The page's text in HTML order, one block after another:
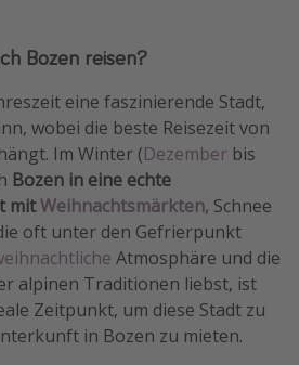
Bozen reisen?
eine faszinierende Stadt,
wobei die beste Reisezeit von
Im Winter (Dezember bis
Bozen in eine echte
mitWeihnachtsmärkten, Schnee
oft unter den Gefrierpunkt
Atmosphäre und die
alpinen Traditionen liebst, ist
Zeitpunkt, um diese Stadt zu
in Bozen zu mieten.